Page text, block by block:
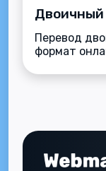
Двоичный
Перевод
формат